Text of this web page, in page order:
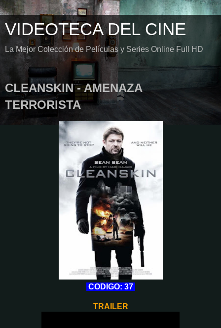
VIDEOTECA DEL CINE
La Mejor Colección de Películas y Series Online Full HD
CLEANSKIN - AMENAZA
TERRORISTA
CODIGO: 37
TRAILER